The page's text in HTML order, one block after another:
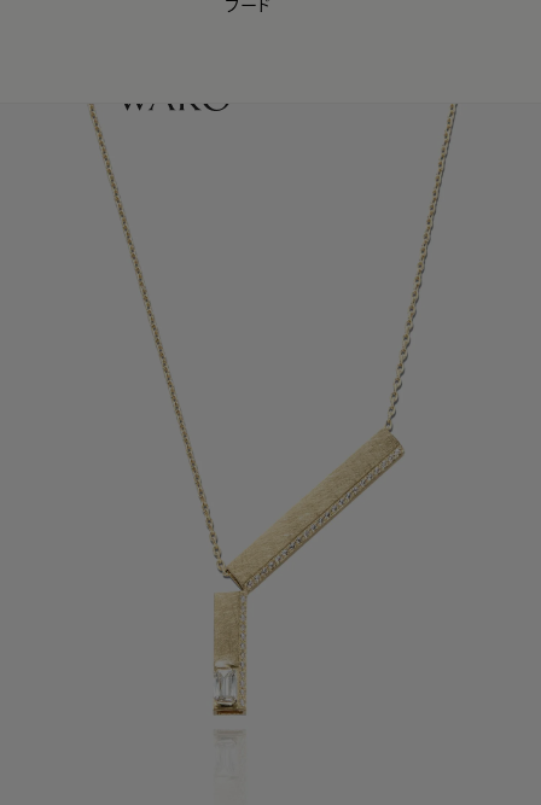
【会員様限定】夏のプレゼントキャンペーン開催中
フード